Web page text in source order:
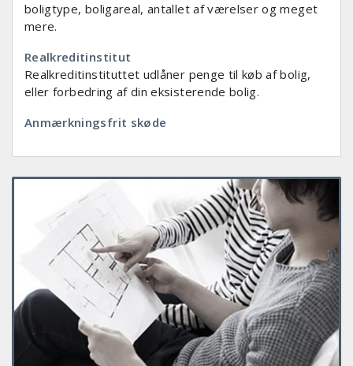
boligtype, boligareal, antallet af værelser og meget
mere.
Realkreditinstitut
Realkreditinstituttet udlåner penge til køb af bolig,
eller forbedring af din eksisterende bolig.
Anmærkningsfrit skøde